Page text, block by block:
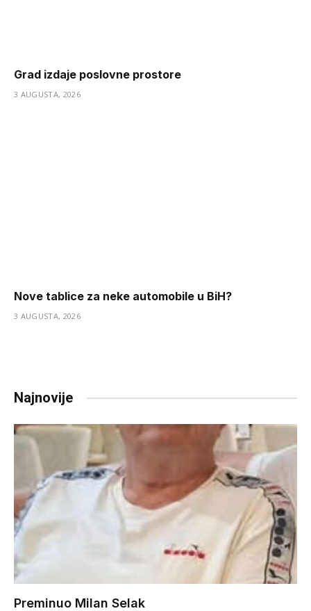
Grad izdaje poslovne prostore
3 AUGUSTA, 2026
Nove tablice za neke automobile u BiH?
3 AUGUSTA, 2026
Najnovije
Preminuo Milan Selak